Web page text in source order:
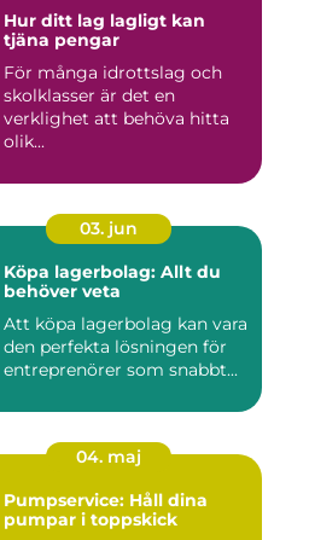
Hur ditt lag lagligt kan
tjäna pengar
För många idrottslag och
skolklasser är det en
verklighet att behöva hitta
olik...
03. jun
Köpa lagerbolag: Allt du
behöver veta
Att köpa lagerbolag kan vara
den perfekta lösningen för
entreprenörer som snabbt...
04. maj
Pumpservice: Håll dina
pumpar i toppskick